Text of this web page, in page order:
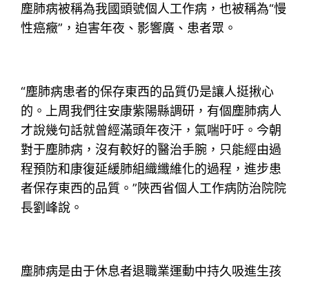
塵肺病被稱為我國頭號個人工作病，也被稱為“慢
性癌癥”，迫害年夜、影響廣、患者眾。
“塵肺病患者的保存東西的品質仍是讓人挺揪心
的。上周我們往安康紫陽縣調研，有個塵肺病人
才說幾句話就曾經滿頭年夜汗，氣喘吁吁。今朝
對于塵肺病，沒有較好的醫治手腕，只能經由過
程預防和康復延緩肺組織纖維化的過程，進步患
者保存東西的品質。”陜西省個人工作病防治院院
長劉峰說。
塵肺病是由于休息者退職業運動中持久吸進生孩